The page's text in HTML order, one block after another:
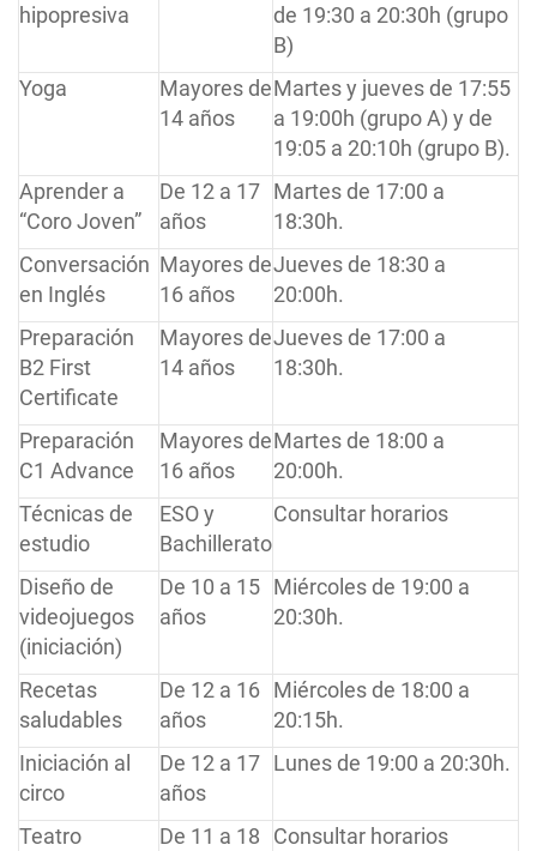
hipopresiva
de 19:30 a 20:30h (grupo
B)
Yoga
Mayores de
14 años
Martes y jueves de 17:55
a 19:00h (grupo A) y de
19:05 a 20:10h (grupo B).
Aprender a
“Coro Joven”
De 12 a 17
años
Martes de 17:00 a
18:30h.
Conversación
en Inglés
Mayores de
16 años
Jueves de 18:30 a
20:00h.
Preparación
B2 First
Certificate
Mayores de
14 años
Jueves de 17:00 a
18:30h.
Preparación
C1 Advance
Mayores de
16 años
Martes de 18:00 a
20:00h.
Técnicas de
estudio
ESO y
Bachillerato
Consultar horarios
Diseño de
videojuegos
(iniciación)
De 10 a 15
años
Miércoles de 19:00 a
20:30h.
Recetas
saludables
De 12 a 16
años
Miércoles de 18:00 a
20:15h.
Iniciación al
circo
De 12 a 17
años
Lunes de 19:00 a 20:30h.
Teatro
De 11 a 18
Consultar horarios